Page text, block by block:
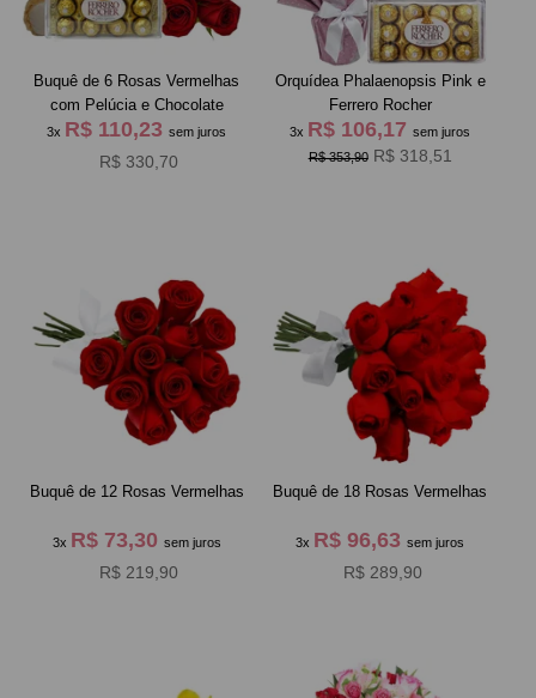
Buquê de 6 Rosas Vermelhas
com Pelúcia e Chocolate
3x R$ 110,23sem juros
R$ 330,70
Orquídea Phalaenopsis Pink e
Ferrero Rocher
3x R$ 106,17sem juros
R$ 353,90 R$ 318,51
Buquê de 12 Rosas Vermelhas
3x R$ 73,30 sem juros
R$ 219,90
Buquê de 18 Rosas Vermelhas
3x R$ 96,63sem juros
R$ 289,90